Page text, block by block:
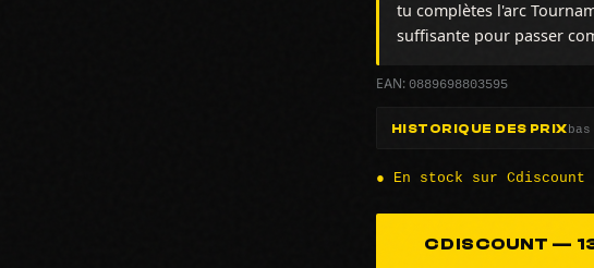
tu complètes l'arc
suffisante pour passer
EAN: 0889698803595
HISTORIQUE DES PRIX
● En stock sur Cdiscount
CDISCOUNT —